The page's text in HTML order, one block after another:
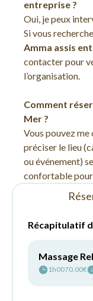
entreprise ?
Oui, je peux
Si vous
Amma assis
contacter pour
l’organisation.
Comment
Mer ?
Vous pouvez
préciser le lieu
ou événement)
confortable